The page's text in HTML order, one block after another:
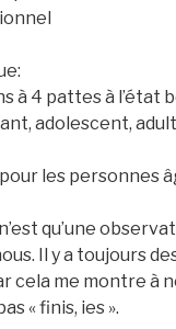
à 4 pattes à l’état
adolescent,
les personnes
qu’une
Il y a toujours
cela me montre à
« finis, ies ».